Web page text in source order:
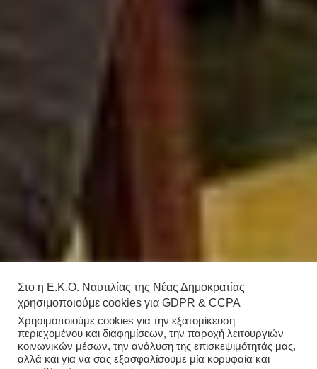
Συνεδρίαση Επιτροπής
Στο η Ε.Κ.Ο. Ναυτιλίας της Νέας Δημοκρατίας
χρησιμοποιούμε cookies για GDPR & CCPA
Χρησιμοποιούμε cookies για την εξατομίκευση
περιεχομένου και διαφημίσεων, την παροχή λειτουργιών
κοινωνικών μέσων, την ανάλυση της επισκεψιμότητάς μας,
αλλά και για να σας εξασφαλίσουμε μία κορυφαία και